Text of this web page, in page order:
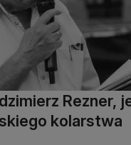
Rezner,
kolarstwa